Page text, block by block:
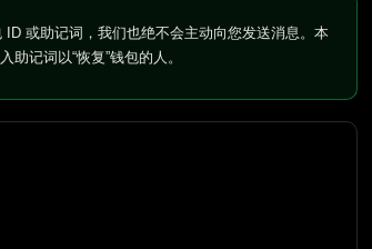
或助记词，我们也绝不会主动向您发送消息。本
记词以“恢复”钱包的人。